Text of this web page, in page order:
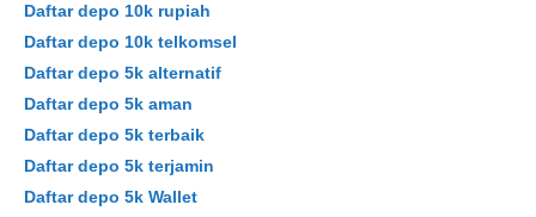
Daftar depo 10k rupiah
Daftar depo 10k telkomsel
Daftar depo 5k alternatif
Daftar depo 5k aman
Daftar depo 5k terbaik
Daftar depo 5k terjamin
Daftar depo 5k Wallet